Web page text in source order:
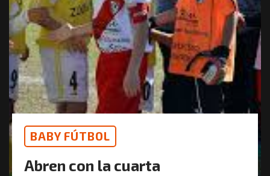
BABY FÚTBOL
Abren con la cuarta